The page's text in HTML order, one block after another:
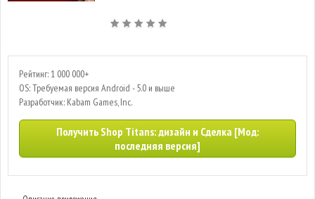
Рейтинг: 1 000 000+
OS: Требуемая версия Android - 5.0 и выше
Разработчик: Kabam Games, Inc.
Получить Shop Titans: дизайн и Сделка [Мод:
последняя версия]